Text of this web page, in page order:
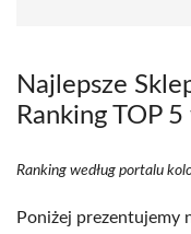
Najlepsze
Ranking TOP
Ranking według portalu
Poniżej prezentujemy